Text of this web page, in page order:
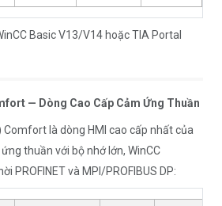
Basic V13/V14 hoặc TIA Portal
— Dòng Cao Cấp Cảm Ứng Thuần
Comfort là dòng HMI cao cấp nhất của
thuần với bộ nhớ lớn, WinCC
PROFINET và MPI/PROFIBUS DP: